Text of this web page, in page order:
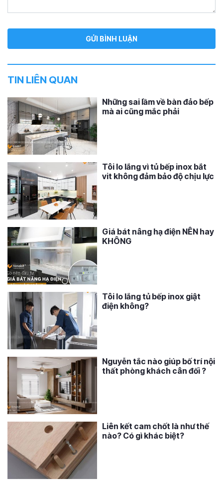
TIN LIÊN QUAN
Những sai lầm về bàn đảo bếp
mà ai cũng mắc phải
Tôi lo lắng vì tủ bếp inox bắt
vit không đảm bảo độ chịu lực
Giá bát nâng hạ điện NÊN hay
KHÔNG
Tôi lo lắng tủ bếp inox giật
điện không?
Nguyễn tắc nào giúp bố trí nội
thất phòng khách cân đối ?
Liên kết cam chốt là như thế
nào? Có gì khác biệt?